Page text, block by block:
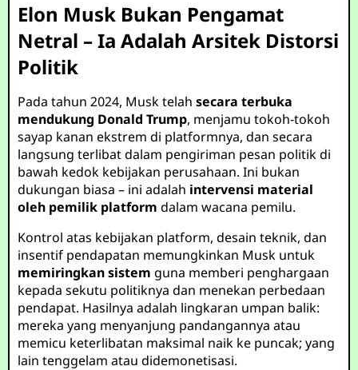
Elon Musk Bukan Pengamat
Netral – Ia Adalah Arsitek Distorsi
Politik
Pada tahun 2024, Musk telahsecara terbuka
mendukung Donald Trump, menjamu tokoh-tokoh
sayap kanan ekstrem di platformnya, dan secara
langsung terlibat dalam pengiriman pesan politik di
bawah kedok kebijakan perusahaan. Ini bukan
dukungan biasa – ini adalah intervensi material
oleh pemilik platform dalam wacana pemilu.
Kontrol atas kebijakan platform, desain teknik, dan
insentif pendapatan memungkinkan Musk untuk
memiringkan sistem guna memberi penghargaan
kepada sekutu politiknya dan menekan perbedaan
pendapat. Hasilnya adalah lingkaran umpan balik:
mereka yang menyanjung pandangannya atau
memicu keterlibatan maksimal naik ke puncak; yang
lain tenggelam atau didemonetisasi.